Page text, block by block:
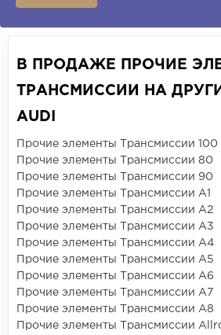
В ПРОДАЖЕ ПРОЧИЕ
ТРАНСМИССИИ НА
AUDI
Прочие элементы Трансмиссии 100
Прочие элементы Трансмиссии 80
Прочие элементы Трансмиссии 90
Прочие элементы Трансмиссии A1
Прочие элементы Трансмиссии A2
Прочие элементы Трансмиссии A3
Прочие элементы Трансмиссии A4
Прочие элементы Трансмиссии A5
Прочие элементы Трансмиссии A6
Прочие элементы Трансмиссии A7
Прочие элементы Трансмиссии A8
Прочие элементы Трансмиссии